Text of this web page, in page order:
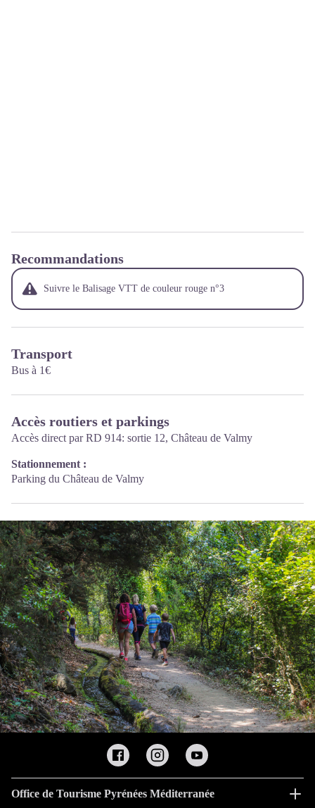
Recommandations
Suivre le Balisage VTT de couleur rouge n°3
Transport
Bus à 1€
Accès routiers et parkings
Accès direct par RD 914: sortie 12, Château de Valmy
Stationnement :
Parking du Château de Valmy
Office de Tourisme Pyrénées Méditerranée